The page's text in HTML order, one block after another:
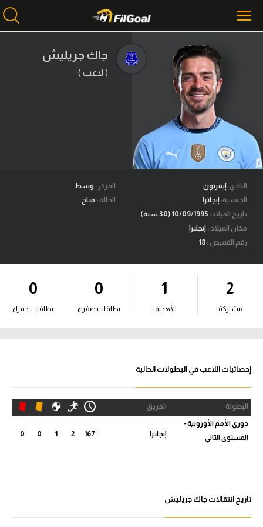
محتوى إخباري
الرئيسية
أخبار
ميركاتو
فانتازي في الجول
مسابقة التوقعات
فيديوهات
آراء حرة
ركن الألعاب
الدوري المصري
الدوري الإنجليزي الممتاز
الدوري الإسباني
الدوري الألماني
جاك جريليش
( لاعب )
النادي: إيفرتون
الجنسية: إنجلترا
تاريخ الميلاد:
مكان الميلاد : إنجلترا
رقم القميص :
المركز : وسط
الحالة : متاح
2
مشاركة
1
الأهداف
0
بطاقات صفراء
0
بطاقات حمراء
إحصائيات اللاعب في البطولات الحالية
البطولة الفريق
دوري الأمم الأوروبية -
المستوى الثاني
إنجلترا 167
2
1
0
0
تاريخ انتقالات جاك جريليش